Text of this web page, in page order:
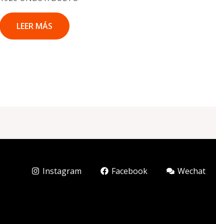
LEER MÁS
Instagram Facebook Wechat